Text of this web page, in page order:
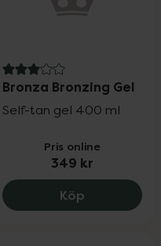
Bronzing
3 av 5 i omdöme
Bronza Bronzing Gel
Self-tan gel 400 ml
Pris online
349 kr
Köp Bronza